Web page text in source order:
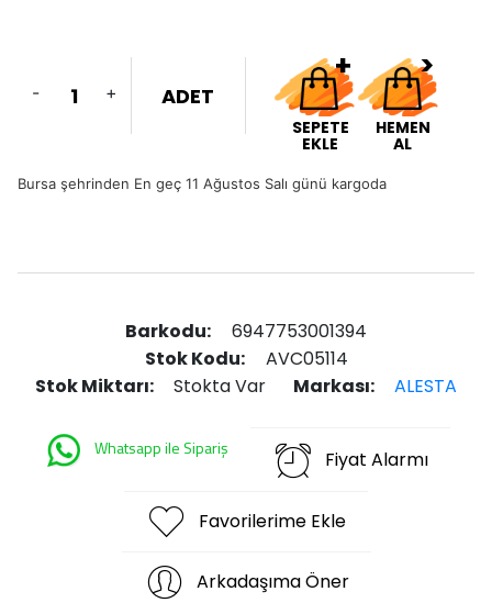
- + ADET
SEPETE
EKLE
HEMEN
AL
Bursa şehrinden En geç 11 Ağustos Salı günü kargoda
Barkodu:
6947753001394
Stok Kodu:
AVC05114
Stok Miktarı:
Stokta Var Markası: ALESTA
Whatsapp ile Sipariş Fiyat Alarmı
Favorilerime Ekle
Arkadaşıma Öner